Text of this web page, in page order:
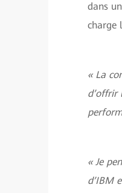
dans
charge
« La
d’offrir
« Je
d’IBM